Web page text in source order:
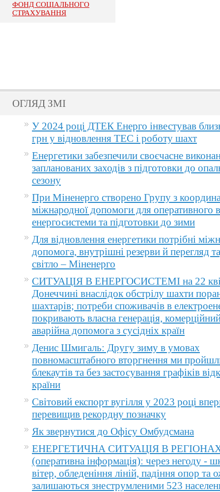
ФОНД СОЦІАЛЬНОГО
СТРАХУВАННЯ
ОГЛЯД ЗМІ
У 2024 році ДТЕК Енерго інвестував
грн у відновлення ТЕС і роботу шахт
Енергетики забезпечили своєчасне
запланованих заходів з підготовки до
сезону
При Міненерго створено Групу з
міжнародної допомоги для оперативного
енергосистеми та підготовки до зими
Для відновлення енергетики потрібні
допомога, внутрішні резерви й перегляд
світло – Міненерго
СИТУАЦІЯ В ЕНЕРГОСИСТЕМІ на 22
Донеччині внаслідок обстрілу шахти
шахтарів; потреби споживачів в
покривають власна генерація,
аварійна допомога з сусідніх країн
Денис Шмигаль: Другу зиму в умовах
повномасштабного вторгнення ми
блекаутів та без застосування графіків
країни
Світовий експорт вугілля у 2023 році
перевищив рекордну позначку
Як звернутися до Офісу Омбудсмана
ЕНЕРГЕТИЧНА СИТУАЦІЯ В
(оперативна інформація): через негоду -
вітер, обледеніння ліній, падіння опор та
залишаються знеструмленими 523